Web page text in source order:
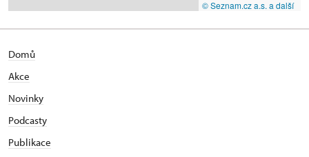
© Seznam.cz a.s. a další
Domů
Akce
Novinky
Podcasty
Publikace